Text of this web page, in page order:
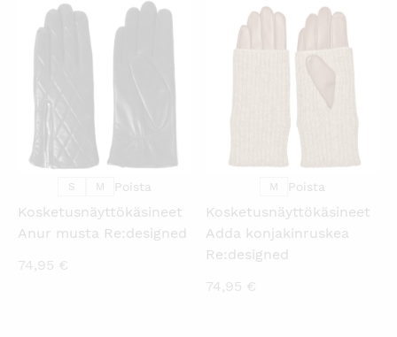
S M Poista
Kosketusnäyttökäsineet
Anur musta Re:designed
74,95 €
KATSO PIKANÄKYMÄ
M Poista
Kosketusnäyttökäsineet
Adda konjakinruskea
Re:designed
74,95 €